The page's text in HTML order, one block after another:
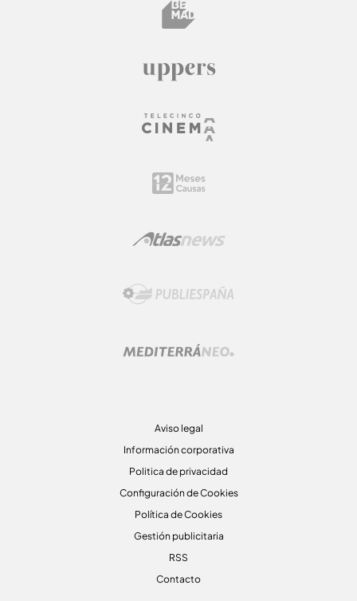
Aviso legal
Información corporativa
Politica de privacidad
Configuración de Cookies
Política de Cookies
Gestión publicitaria
RSS
Contacto